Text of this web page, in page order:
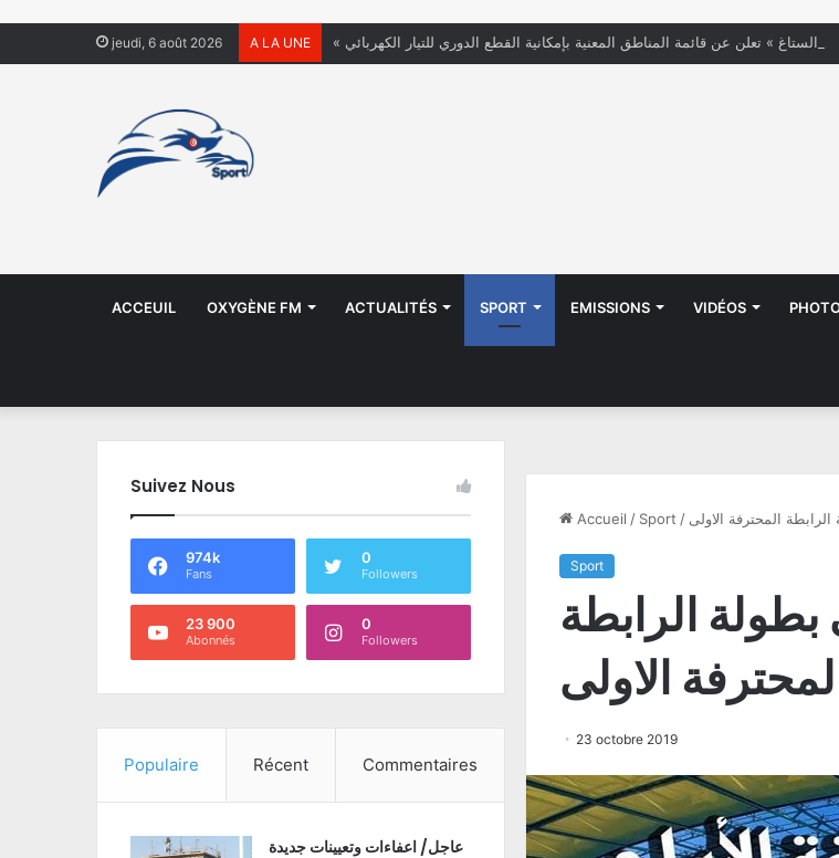
jeudi, 6 août 2026 A LA UNE « الستاغ » تعلن عن قائمة المناطق المعنية بإمكانية القطع الدوري للتيار الكهربائي
ACCEUIL OXYGÈNE FM ACTUALITÉS SPORT EMISSIONS VIDÉOS
Accueil / Sport / المحترفة الاولى
Sport
بطولة الرابطة
الاولى
23 octobre 2019
Suivez Nous
974k
Fans
0
Followers
23 900
Abonnés
0
Followers
Populaire Récent Commentaires
عاجل/ اعفاءات وتعيينات جديدة